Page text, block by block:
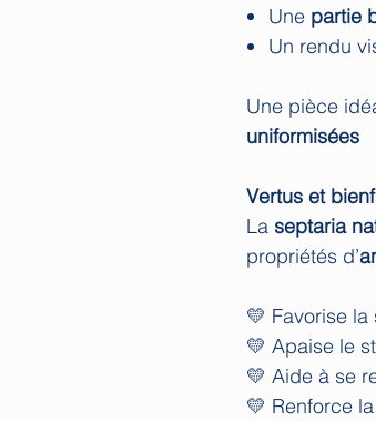
Une partie
Un rendu
Une pièce
uniformisées
Vertus et
La septaria
propriétés d’
💛 Favorise
💛 Apaise le
💛 Aide à se
💛 Renforce